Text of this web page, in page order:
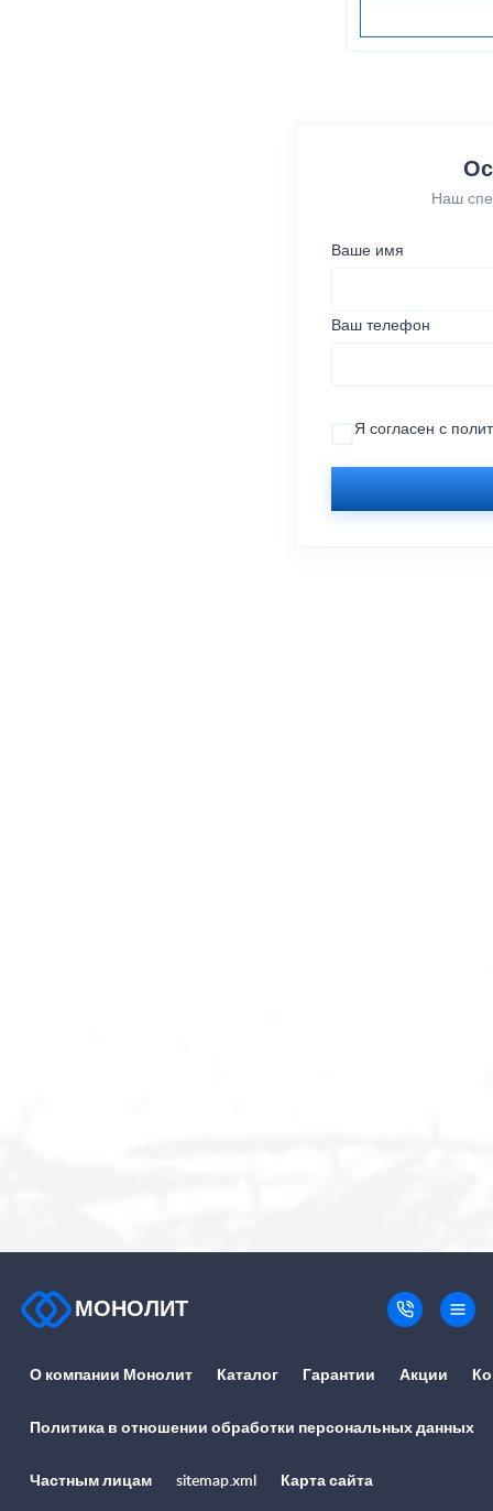
Наш
Ваше имя
Ваш телефон
Я согласен с
МОНОЛИТ
О компании Монолит Каталог Гарантии Акции
Политика в отношении обработки персональных данных
Частным лицам sitemap.xml Карта сайта